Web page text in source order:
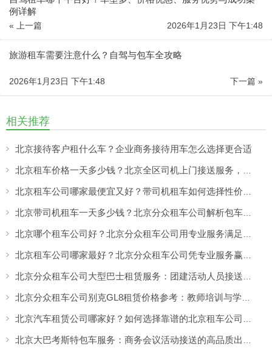
例详解
« 上一篇 2026年1月23日 下午1:48
旅游租车需要注意什么？自驾与包车全攻略
下一篇 »
2026年1月23日 下午1:48
相关推荐
北京接待客户租什么车？企业商务接待用车怎么选择更合适